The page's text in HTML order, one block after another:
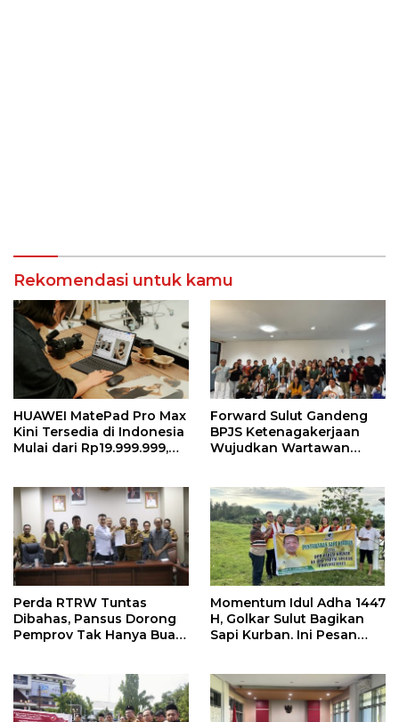
Rekomendasi untuk kamu
HUAWEI MatePad Pro Max
Kini Tersedia di Indonesia
Mulai dari Rp19.999.999,
Tertipis dan Teringan
Forward Sulut Gandeng
BPJS Ketenagakerjaan
Wujudkan Wartawan
Perda RTRW Tuntas
Dibahas, Pansus Dorong
Pemprov Tak Hanya Buat
Momentum Idul Adha 1447
H, Golkar Sulut Bagikan
Sapi Kurban. Ini Pesan